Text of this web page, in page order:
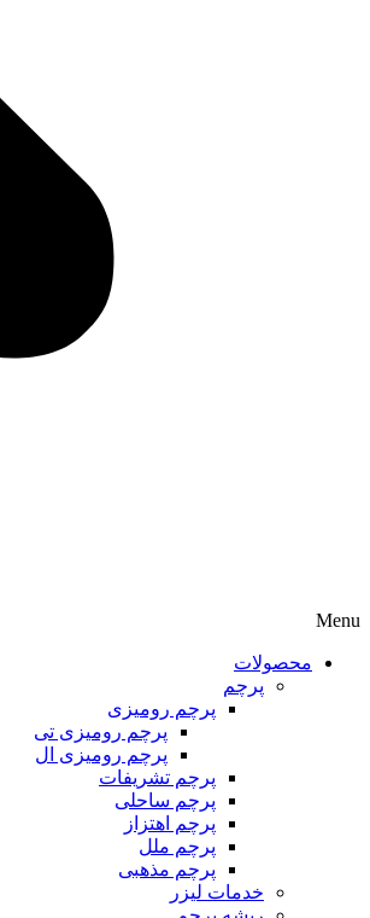
Menu
محصولات
پرچم
پرچم رومیزی
پرچم رومیزی تی
پرچم رومیزی ال
پرچم تشریفات
پرچم ساحلی
پرچم اهتزاز
پرچم ملل
پرچم مذهبی
خدمات لیزر